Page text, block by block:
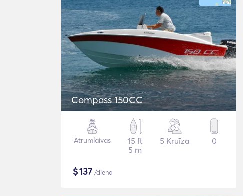
Compass 150CC
Ātrumlaivas
15 ft
5 m
5 Kruīza 0
$137 /diena